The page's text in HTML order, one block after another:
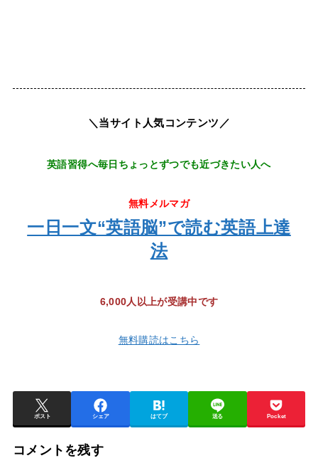
＼当サイト人気コンテンツ／
英語習得へ毎日ちょっとずつでも近づきたい人へ
無料メルマガ
一日一文“英語脳”で読む英語上達
法
6,000人以上が受講中です
無料購読はこちら
ポスト シェア はてブ 送る Pocket
コメントを残す